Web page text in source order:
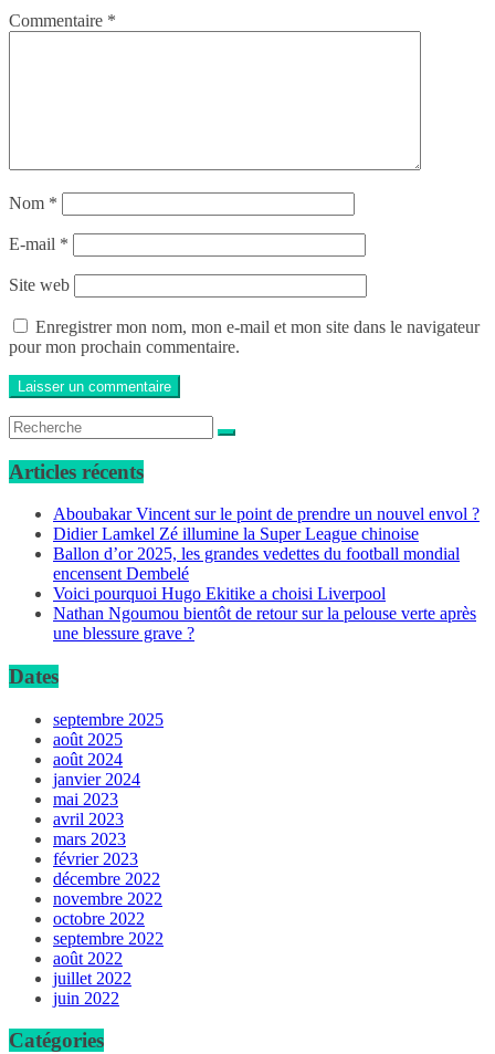
Commentaire *
Nom *
E-mail *
Site web
Enregistrer mon nom, mon e-mail et mon site dans le navigateur
pour mon prochain commentaire.
Articles récents
Aboubakar Vincent sur le point de prendre un nouvel envol ?
Didier Lamkel Zé illumine la Super League chinoise
Ballon d’or 2025, les grandes vedettes du football mondial
encensent Dembelé
Voici pourquoi Hugo Ekitike a choisi Liverpool
Nathan Ngoumou bientôt de retour sur la pelouse verte après
une blessure grave ?
Dates
septembre 2025
août 2025
août 2024
janvier 2024
mai 2023
avril 2023
mars 2023
février 2023
décembre 2022
novembre 2022
octobre 2022
septembre 2022
août 2022
juillet 2022
juin 2022
Catégories